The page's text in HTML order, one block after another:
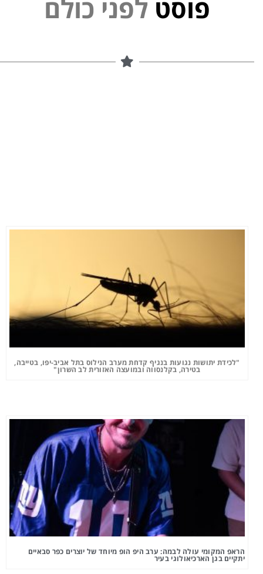
פוסט
"לכידת יתושות נגועות בנגיף קדחת מערב הנילוס בתל אביב-יפו, בטייבה,
בטירה, בקלנסווה ובמועצה האזורית לב השרון"
הראפ המקומי עולה לבמה: ערב היפ הופ מיוחד של יוצרים כפר סבאיים
יתקיים בגן הארכיאולוגי בעיר